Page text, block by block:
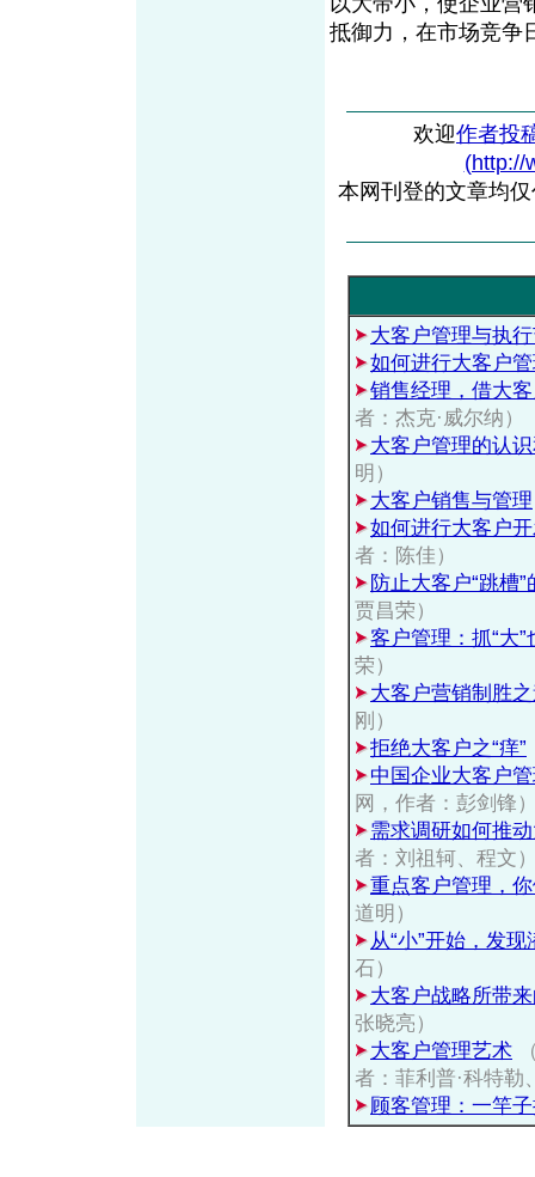
抵御力，在市场竞争
欢迎作者投
(http://
本网刊登的文章均
大客户管理与执
如何进行大客户
销售经理，借大
者：杰克·威尔纳）
大客户管理的认
明）
大客户销售与管理
如何进行大客户
者：陈佳）
防止大客户“跳槽
贾昌荣）
客户管理：抓“大”
荣）
大客户营销制胜
刚）
拒绝大客户之“痒”
中国企业大客户
网，作者：彭剑锋
需求调研如何推
者：刘祖轲、程文
重点客户管理，
道明）
从“小”开始，发
石）
大客户战略所带
张晓亮）
大客户管理艺术
者：菲利普·科特勒
顾客管理：一竿